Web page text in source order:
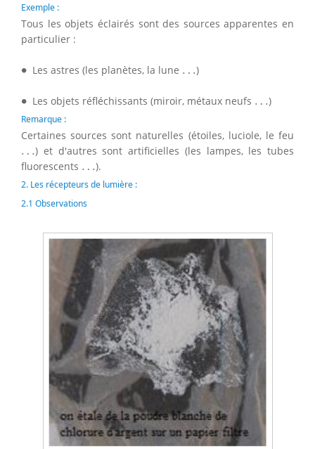
Exemple :
Tous les objets éclairés sont des sources apparentes en
particulier :
∙
∙ Les astres (les planètes, la lune …
… )
∙
∙ Les objets réfléchissants (miroir, métaux neufs …
… )
Remarque :
Certaines sources sont naturelles (étoiles, luciole, le feu
…
… ) et d'autres sont artificielles (les lampes, les tubes
fluorescents …
… ).
2. Les récepteurs de lumière :
2.1 Observations